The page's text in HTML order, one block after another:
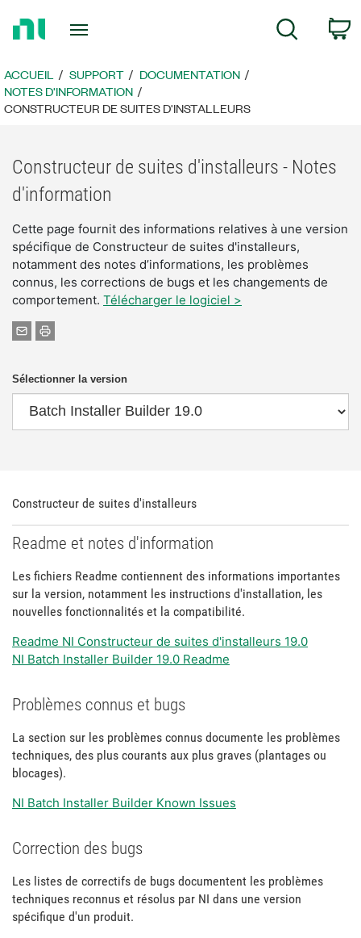
page
d’accueil
ACCUEIL SUPPORT
DOCUMENTATION
NOTES D'INFORMATION
CONSTRUCTEUR DE SUITES D'INSTALLEURS
Constructeur de suites d'installeurs - Notes
d'information
Cette page fournit des informations relatives à une version
spécifique de Constructeur de suites d'installeurs,
notamment des notes d’informations, les problèmes
connus, les corrections de bugs et les changements de
comportement. Télécharger le logiciel >
Sélectionner la version
Constructeur de suites d'installeurs
Readme et notes d'information
Les fichiers Readme contiennent des informations importantes
sur la version, notamment les instructions d'installation, les
nouvelles fonctionnalités et la compatibilité.
Readme NI Constructeur de suites d'installeurs 19.0
NI Batch Installer Builder 19.0 Readme
Problèmes connus et bugs
La section sur les problèmes connus documente les problèmes
techniques, des plus courants aux plus graves (plantages ou
blocages).
NI Batch Installer Builder Known Issues
Correction des bugs
Les listes de correctifs de bugs documentent les problèmes
techniques reconnus et résolus par NI dans une version
spécifique d'un produit.